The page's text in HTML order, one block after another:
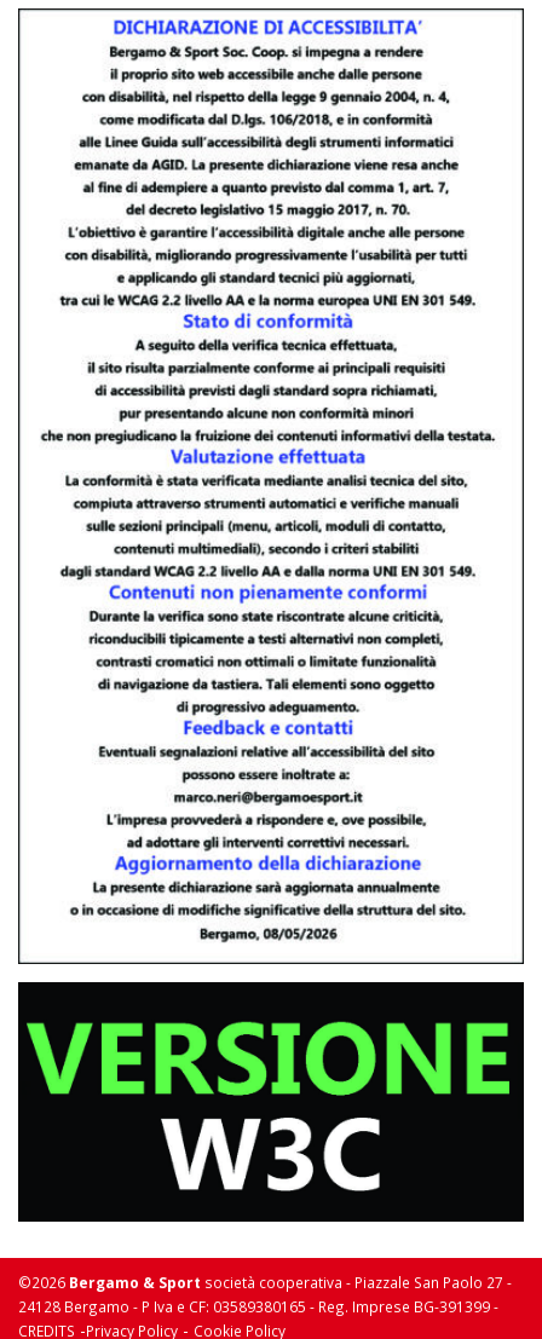
©2026 Bergamo & Sport società cooperativa - Piazzale San Paolo 27 -
24128 Bergamo - P Iva e CF: 03589380165 - Reg. Imprese BG-391399 -
CREDITS -Privacy Policy - Cookie Policy